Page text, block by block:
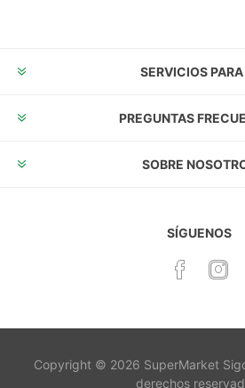
SERVICIOS PARA
PREGUNTAS
SOBRE
SÍGUENOS
Copyright © 2026 SuperMarket
derechos